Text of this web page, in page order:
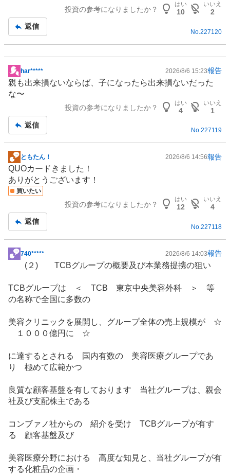
投資の参考になりましたか？
はい
10
いいえ
2
返信
No. 227120
掲
示
板
har***** 2026/8/6 15:23報告
親も出来損ないならば、子になったら出来損ないだった
な〜
投資の参考になりましたか？
はい
4
いいえ
1
返信
No.227119
掲
示
板
記
ともたん！ 2026/8/6 14:56報告
QUOカードきました！
ありがとうございます！
買いたい
投資の参考になりましたか？
はい
12
いいえ
4
返信
No. 227118
掲
記
事
740***** 2026/8/6 14:03報告
(２) TCBグループの概要及び本業務提携の狙い
TCBグループは ＜ TCB 東京中央美容外科 ＞ 等
の名称で全国に多数の
美容クリニックを展開し、グループ全体の売上規模が ☆
１０００億円に ☆
に達するとされる 国内有数の 美容医療グループであ
り 極めて広範かつ
良質な顧客基盤を有しております 当社グループは、親会
社及び支配株主である
コンブァノ社からの 紹介を受け TCBグループが有す
る 顧客基盤及び
美容医療分野における 高度な知見と、当社グループが有
する化粧品の企画・